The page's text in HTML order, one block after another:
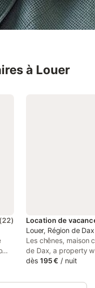
à Louer
(22)
Louer, Région de Dax
Les chênes, maison
de Dax, a property
situated in Louer, 22
Castle, as well as
dès 195 € / nuit